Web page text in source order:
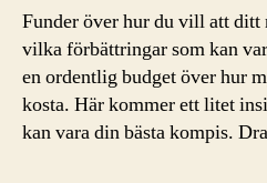
Funder över hur du vill att ditt
vilka förbättringar som kan
en ordentlig budget över hur
kosta. Här kommer ett litet
kan vara din bästa kompis.